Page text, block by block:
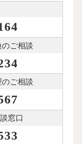
ご相談
のご相談
窓口